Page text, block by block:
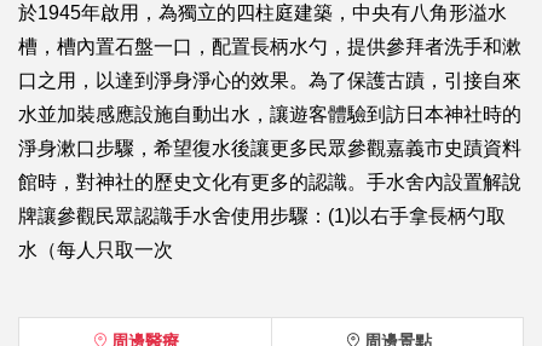
於1945年啟用，為獨立的四柱庭建築，中央有八角形溢水
槽，槽內置石盤一口，配置長柄水勺，提供參拜者洗手和漱
口之用，以達到淨身淨心的效果。為了保護古蹟，引接自來
水並加裝感應設施自動出水，讓遊客體驗到訪日本神社時的
淨身漱口步驟，希望復水後讓更多民眾參觀嘉義市史蹟資料
館時，對神社的歷史文化有更多的認識。手水舍內設置解說
牌讓參觀民眾認識手水舍使用步驟：(1)以右手拿長柄勺取
水（每人只取一次
周邊醫療 周邊景點